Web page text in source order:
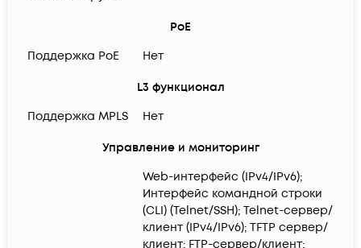
PoE
Поддержка PoE
Нет
L3 функционал
Поддержка MPLS
Нет
Управление и мониторинг
Web-интерфейс (IPv4/IPv6);
Интерфейс командной строки
(CLI) (Telnet/SSH); Telnet-сервер/
клиент (IPv4/IPv6); TFTP сервер/
клиент; FTP-сервер/клиент;